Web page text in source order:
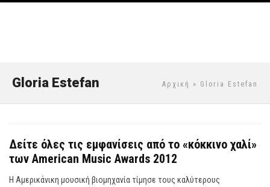
Αρχική » Gloria Estefan
Gloria Estefan
Δείτε όλες τις εμφανίσεις από το «κόκκινο χαλί»
των American Music Awards 2012
Η Αμερικάνικη μουσική βιομηχανία τίμησε τους καλύτερους